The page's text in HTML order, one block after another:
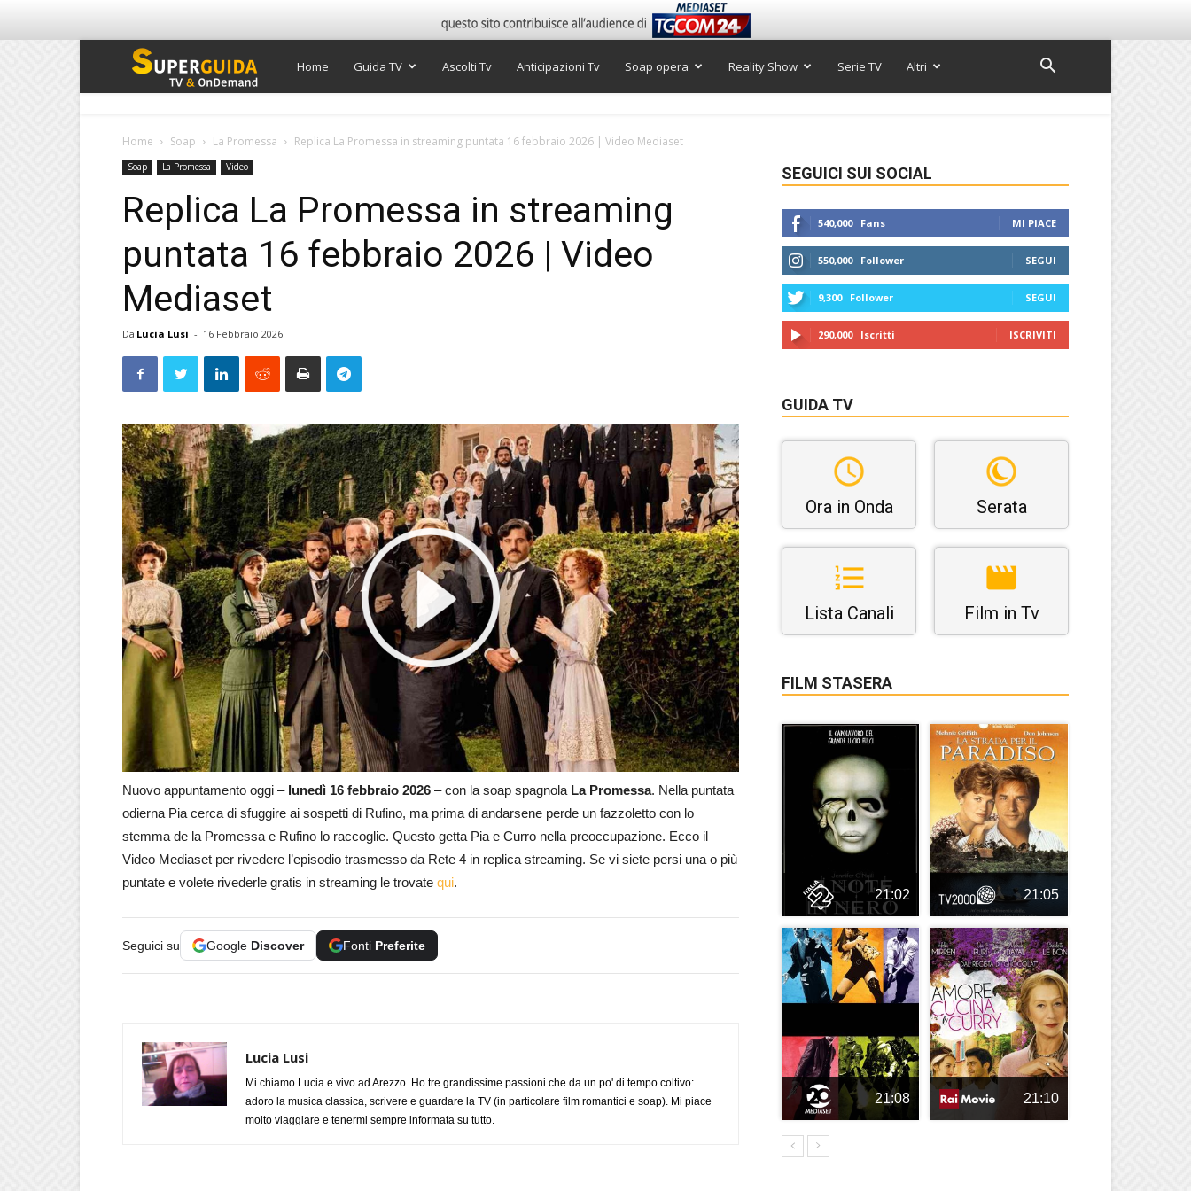
Super
Home Guida TV Ascolti Tv Anticipazioni Tv Soap opera Reality Show Serie TV Altri
Home Soap La Promessa Replica La Promessa in streaming puntata 16 febbraio 2026 | Video Mediaset
Soap La Promessa Video
Replica La Promessa in streaming
puntata 16 febbraio 2026 | Video
Mediaset
Da Lucia Lusi - 16 Febbraio 2026
Nuovo appuntamento oggi – lunedì 16 febbraio 2026 – con la soap spagnola La Promessa. Nella puntata
odierna Pia cerca di sfuggire ai sospetti di Rufino, ma prima di andarsene perde un fazzoletto con lo
stemma de la Promessa e Rufino lo raccoglie. Questo getta Pia e Curro nella preoccupazione. Ecco il
Video Mediaset per rivedere l’episodio trasmesso da Rete 4 in replica streaming. Se vi siete persi una o più
puntate e volete rivederle gratis in streaming le trovate qui.
Seguici su Google Discover Fonti Preferite
Lucia Lusi
Mi chiamo Lucia e vivo ad Arezzo. Ho tre grandissime passioni che da un po' di tempo coltivo:
adoro la musica classica, scrivere e guardare la TV (in particolare film romantici e soap). Mi piace
molto viaggiare e tenermi sempre informata su tutto.
SEGUICI SUI SOCIAL
540,000 Fans MI PIACE
550,000 Follower SEGUI
9,300 Follower SEGUI
290,000 Iscritti ISCRIVITI
GUIDA TV
Ora in Onda Serata
Lista Canali Film in Tv
FILM STASERA
21:02 21:05
21:08 21:10